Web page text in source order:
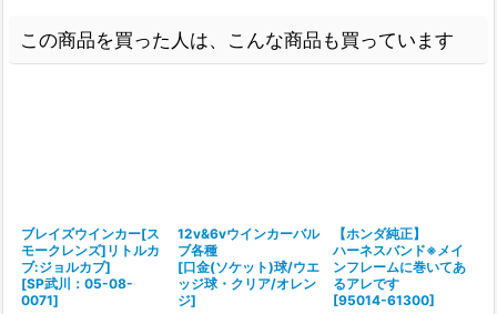
この商品を買った人は、こんな商品も買っています
ブレイズウインカー[ス
モークレンズ]リトルカ
ブ:ジョルカブ]
[SP武川：05-08-
0071]
12v&6vウインカーバル
ブ各種
[口金(ソケット)球/ウエ
ッジ球・クリア/オレン
ジ]
【ホンダ純正】
ハーネスバンド※メイ
ンフレームに巻いてあ
るアレです
[95014-61300]